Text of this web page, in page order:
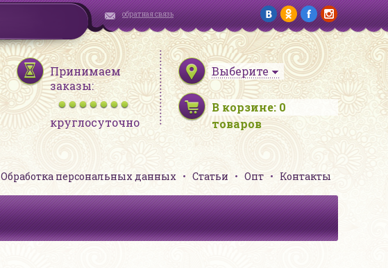
обратная связь
Принимаем
заказы:
круглосуточно
Выберите
В корзине: 0
товаров
Обработка персональных данных Статьи Опт Контакты